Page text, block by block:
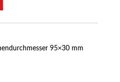
95×30 mm